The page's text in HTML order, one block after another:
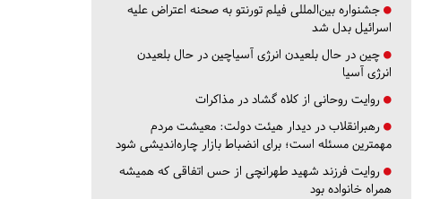
جشنواره بین‌المللی فیلم تورنتو به صحنه اعتراض علیه
اسرائیل بدل شد
چین در حال بلعیدن انرژی آسیاچین در حال بلعیدن
انرژی آسیا
روایت روحانی از کلاه گشاد در مذاکرات
رهبرانقلاب در دیدار هیئت دولت: معیشت مردم
مهمترین مسئله است؛ برای انضباط بازار چاره‌اندیشی شود
روایت فرزند شهید طهرانچی از حس اتفاقی که همیشه
همراه خانواده بود